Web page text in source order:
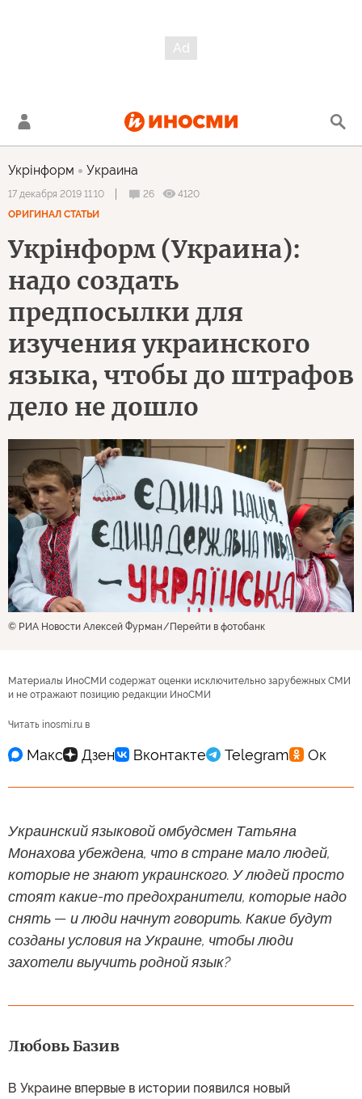
Укрiнформ Украина
17 декабря 2019 11:10 26
4120
ОРИГИНАЛ СТАТЬИ
Укрiнформ (Украина):
надо создать
предпосылки для
изучения украинского
языка, чтобы до штрафов
дело не дошло
© РИА Новости Алексей Фурман Перейти в фотобанк
Материалы ИноСМИ содержат оценки исключительно зарубежных СМИ
и не отражают позицию редакции ИноСМИ
Читать inosmi.ru в
Украинский языковой омбудсмен Татьяна
Монахова убеждена, что в стране мало людей,
которые не знают украинского. У людей просто
стоят какие-то предохранители, которые надо
снять — и люди начнут говорить. Какие будут
созданы условия на Украине, чтобы люди
захотели выучить родной язык?
Любовь Базив
В Украине впервые в истории появился новый